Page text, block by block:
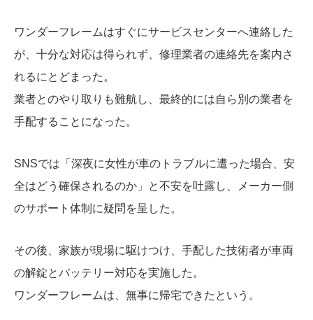
ワンダーフレームはすぐにサービスセンターへ連絡した
が、十分な対応は得られず、修理業者の連絡先を案内さ
れるにとどまった。
業者とのやり取りも難航し、最終的には自ら別の業者を
手配することになった。
SNSでは「深夜に女性が車のトラブルに遭った場合、安
全はどう確保されるのか」と不安を吐露し、メーカー側
のサポート体制に疑問を呈した。
その後、家族が現場に駆けつけ、手配した技術者が車両
の解錠とバッテリー対応を実施した。
ワンダーフレームは、無事に帰宅できたという。